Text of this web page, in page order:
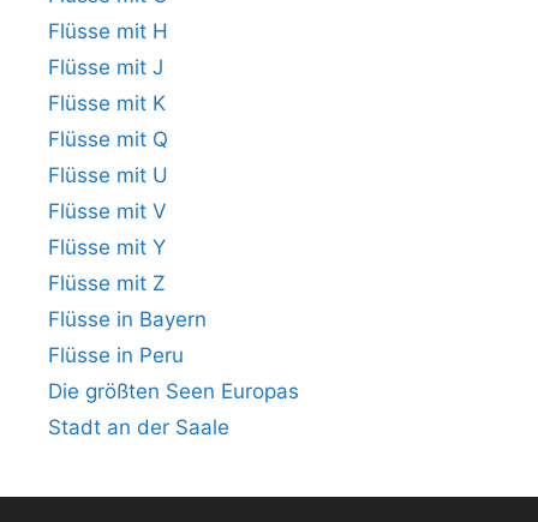
Flüsse mit H
Flüsse mit J
Flüsse mit K
Flüsse mit Q
Flüsse mit U
Flüsse mit V
Flüsse mit Y
Flüsse mit Z
Flüsse in Bayern
Flüsse in Peru
Die größten Seen Europas
Stadt an der Saale